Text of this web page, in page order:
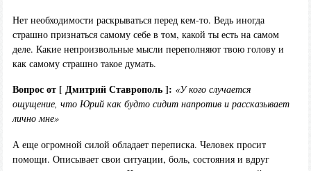
Нет необходимости раскрываться перед кем-то. Ведь иногда
страшно признаться самому себе в том, какой ты есть на самом
деле. Какие непроизвольные мысли переполняют твою голову и
как самому страшно такое думать.
Вопрос от [ Дмитрий Ставрополь ]: «У кого случается
ощущение, что Юрий как будто сидит напротив и рассказывает
лично мне»
А еще огромной силой обладает переписка. Человек просит
помощи. Описывает свои ситуации, боль, состояния и вдруг